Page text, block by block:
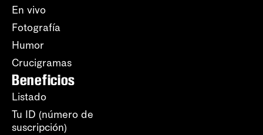
En vivo
Fotografía
Humor
Crucigramas
Beneficios
Listado
Tu ID (número de
suscripción)